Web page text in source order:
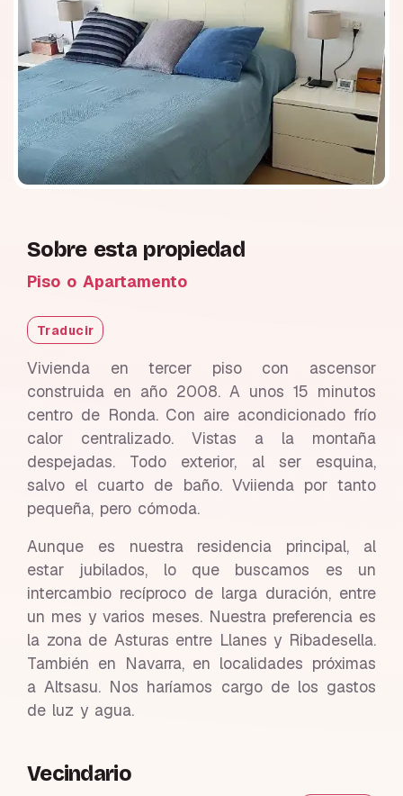
Sobre esta propiedad
Piso o Apartamento
Traducir
Vivienda en tercer piso con ascensor
construida en año 2008. A unos 15 minutos
centro de Ronda. Con aire acondicionado frío
calor centralizado. Vistas a la montaña
despejadas. Todo exterior, al ser esquina,
salvo el cuarto de baño. Vviienda por tanto
pequeña, pero cómoda.
Aunque es nuestra residencia principal, al
estar jubilados, lo que buscamos es un
intercambio recíproco de larga duración, entre
un mes y varios meses. Nuestra preferencia es
la zona de Asturas entre Llanes y Ribadesella.
También en Navarra, en localidades próximas
a Altsasu. Nos haríamos cargo de los gastos
de luz y agua.
Vecindario